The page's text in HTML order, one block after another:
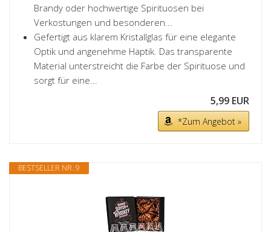
Brandy oder hochwertige Spirituosen bei
Verkostungen und besonderen...
Gefertigt aus klarem Kristallglas für eine elegante
Optik und angenehme Haptik. Das transparente
Material unterstreicht die Farbe der Spirituose und
sorgt für eine...
5,99 EUR
*Zum Angebot »
BESTSELLER NR. 9